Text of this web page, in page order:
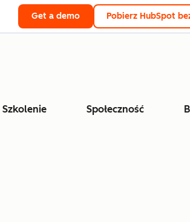
Get a demo Pobierz HubSpot
Szkolenie Społeczność